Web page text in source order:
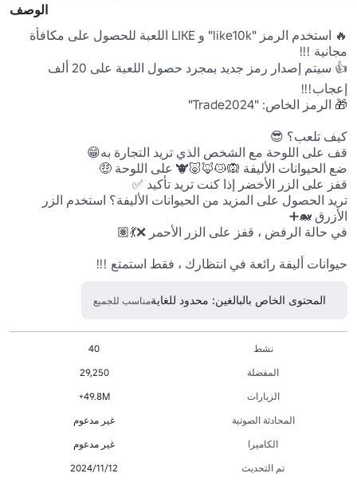
الوصف
حيوانات أليفة رائعة في انتظارك ، فقط استمتع !!!
المحتوى الخاص بالبالغين: محدود للغايةمناسب للجميع
نشط
40
المفضلة
29,250
الزيارات
49.8M+
المحادثة الصوتية
غير مدعوم
الكاميرا
غير مدعوم
تم التحديث
12‏/11‏/2024